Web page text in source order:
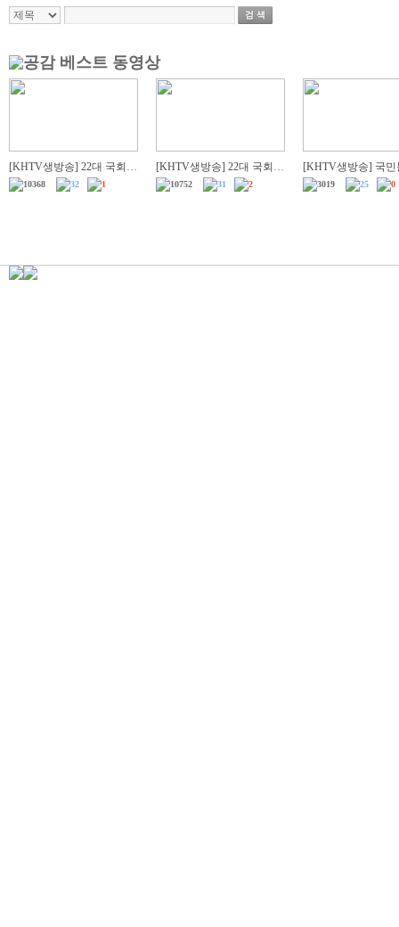
[KHTV생방송] 22대 국회
'역대 최악 차별금지법' 반대
거룩한방파제부산국민대회
10368 32 1
[KHTV생방송] 22대 국회
‘역대 최악 차별금지법’ 반
대 거룩한방파제 통합국민
10752 31 2
[KHTV생방송] 국민
민 주권 짓밟힌 6·3
거, 재선거하고 선관
3019 25 0